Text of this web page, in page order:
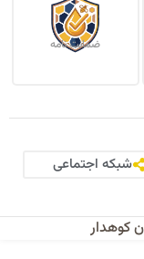
ضمانت نامه
شبکه اجتماعی
کوهدار